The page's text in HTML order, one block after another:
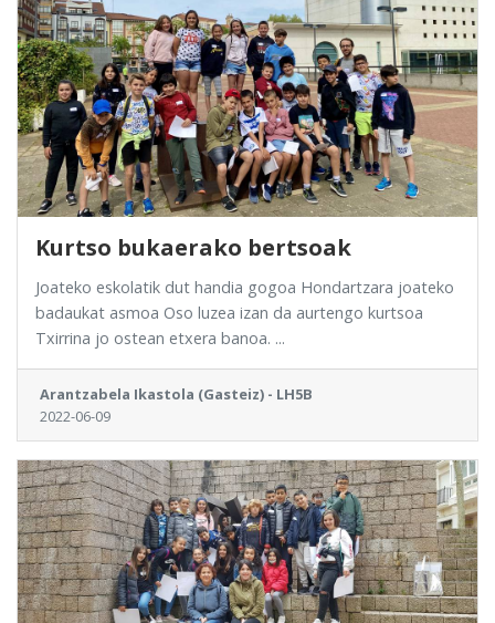
Kurtso bukaerako bertsoak
Joateko eskolatik dut handia gogoa Hondartzara joateko
badaukat asmoa Oso luzea izan da aurtengo kurtsoa
Txirrina jo ostean etxera banoa. ...
Arantzabela Ikastola (Gasteiz) - LH5B
2022-06-09